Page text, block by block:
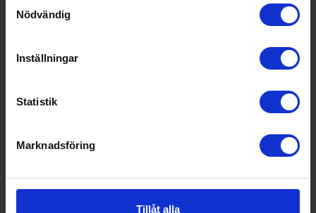
Nödvändig
Inställningar
Statistik
Marknadsföring
Tillåt alla
Bredd (cm): 59.5